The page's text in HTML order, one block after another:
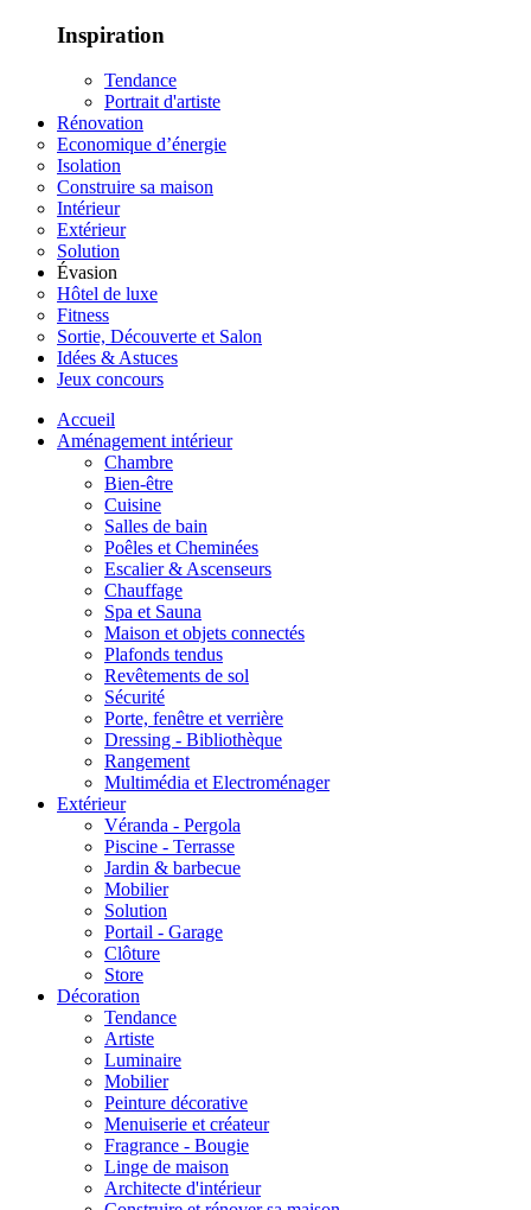
Inspiration
Tendance
Portrait d'artiste
Rénovation
Economique d’énergie
Isolation
Construire sa maison
Intérieur
Extérieur
Solution
Évasion
Hôtel de luxe
Fitness
Sortie, Découverte et Salon
Idées & Astuces
Jeux concours
Accueil
Aménagement intérieur
Chambre
Bien-être
Cuisine
Salles de bain
Poêles et Cheminées
Escalier & Ascenseurs
Chauffage
Spa et Sauna
Maison et objets connectés
Plafonds tendus
Revêtements de sol
Sécurité
Porte, fenêtre et verrière
Dressing - Bibliothèque
Rangement
Multimédia et Electroménager
Extérieur
Véranda - Pergola
Piscine - Terrasse
Jardin & barbecue
Mobilier
Solution
Portail - Garage
Clôture
Store
Décoration
Tendance
Artiste
Luminaire
Mobilier
Peinture décorative
Menuiserie et créateur
Fragrance - Bougie
Linge de maison
Architecte d'intérieur